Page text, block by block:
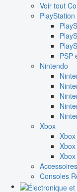
Voir tout
PlayStation
PSP
Nintendo
Xbox
Consoles